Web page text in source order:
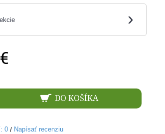
›
DO KOŠÍKA
0 / Napísať recenziu